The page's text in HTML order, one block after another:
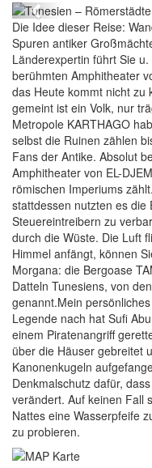
Previous
Die Idee dieser Reise:
Spuren antiker
Länderexpertin führt Sie
berühmten Amphitheater
das Heute kommt nicht zu
gemeint ist ein Volk, nur
Metropole KARTHAGO
selbst die Ruinen zählen
Fans der Antike. Absolut
Amphitheater von EL-
römischen Imperiums
stattdessen nutzten es die
Steuereintreibern zu
durch die Wüste. Die Luft
Himmel anfängt, können
Morgana: die Bergoase
Datteln Tunesiens, von
genannt.Mein
Legende nach hat Sufi
einem Piratenangriff
über die Häuser gebreitet
Kanonenkugeln
Denkmalschutz dafür,
verändert. Auf keinen Fall
Nattes eine Wasserpfeife
zu probieren.